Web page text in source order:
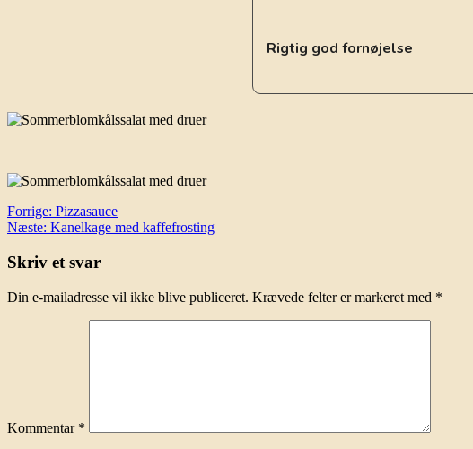
Rigtig god fornøjelse
Indlægsnavigation
Forrige: Pizzasauce
Næste: Kanelkage med kaffefrosting
Skriv et svar
Din e-mailadresse vil ikke blive publiceret. Krævede felter er markeret med *
Kommentar *